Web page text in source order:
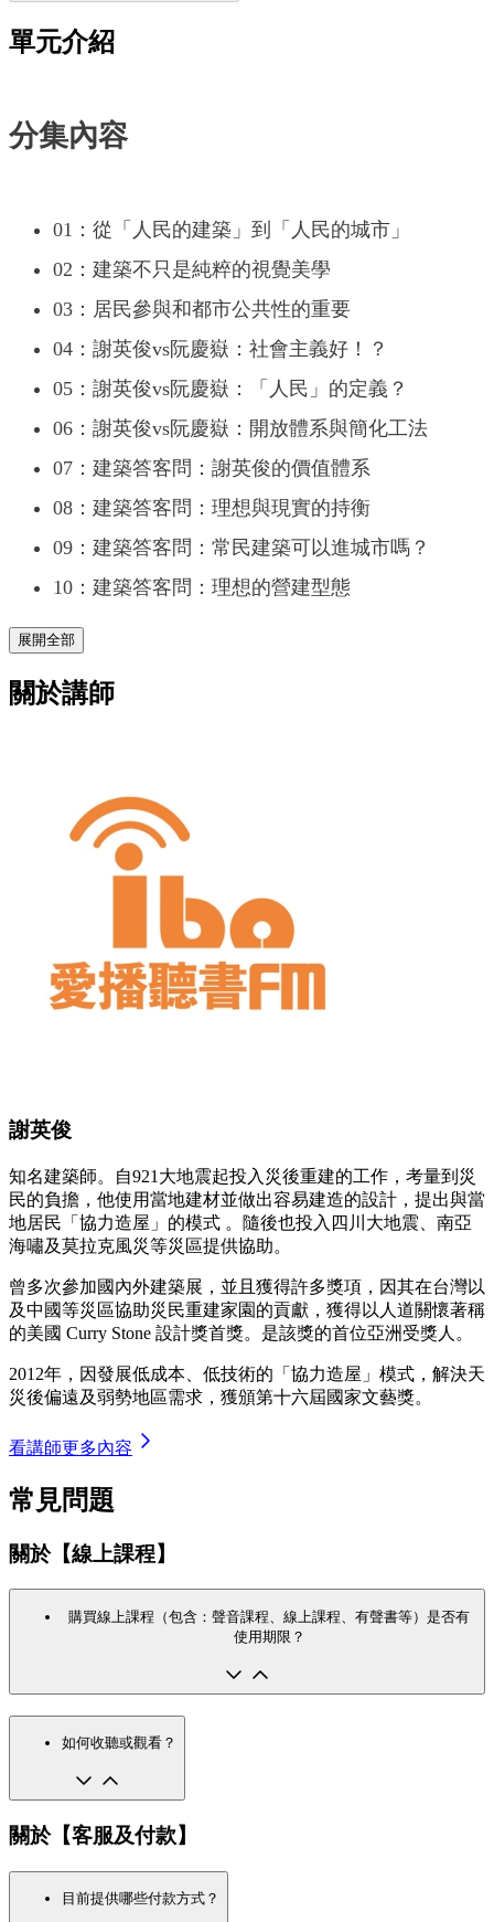
單元介紹
分集內容
01：從「人民的建築」到「人民的城市」
02：建築不只是純粹的視覺美學
03：居民參與和都市公共性的重要
04：謝英俊vs阮慶嶽：社會主義好！？
05：謝英俊vs阮慶嶽：「人民」的定義？
06：謝英俊vs阮慶嶽：開放體系與簡化工法
07：建築答客問：謝英俊的價值體系
08：建築答客問：理想與現實的持衡
09：建築答客問：常民建築可以進城市嗎？
10：建築答客問：理想的營建型態
展開全部
關於講師
謝英俊
知名建築師。自921大地震起投入災後重建的工作，考量到災
民的負擔，他使用當地建材並做出容易建造的設計，提出與當
地居民「協力造屋」的模式 。隨後也投入四川大地震、南亞
海嘯及莫拉克風災等災區提供協助。
曾多次參加國內外建築展，並且獲得許多獎項，因其在台灣以
及中國等災區協助災民重建家園的貢獻，獲得以人道關懷著稱
的美國 Curry Stone 設計獎首獎。是該獎的首位亞洲受獎人。
2012年，因發展低成本、低技術的「協力造屋」模式，解決天
災後偏遠及弱勢地區需求，獲頒第十六屆國家文藝獎。
看講師更多內容
常見問題
關於【線上課程】
購買線上課程（包含：聲音課程、線上課程、有聲書等）是否有
使用期限？
如何收聽或觀看？
關於【客服及付款】
目前提供哪些付款方式？